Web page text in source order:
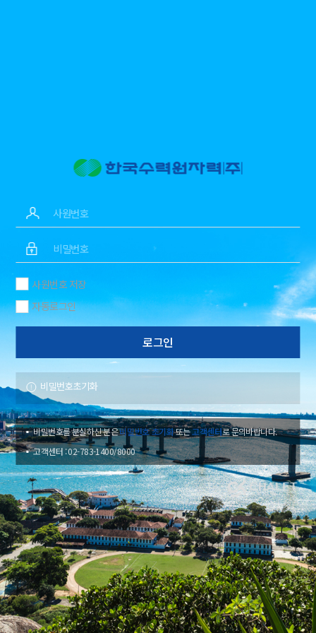
사원번호 저장
자동로그인
비밀번호초기화
비밀번호를 분실하신 분은비밀번호 초기화또는고객센터로 문의바랍니다.
고객센터 : 02-783-1400/8000